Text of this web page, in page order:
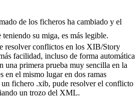
de los ficheros ha cambiado y el
su miga, es más legible.
resolver conflictos en los XIB/Story
facilidad, incluso de forma automática
una primera prueba muy sencilla en la
en el mismo lugar en dos ramas
un fichero .xib, pude resolver el conflicto
un trozo del XML.